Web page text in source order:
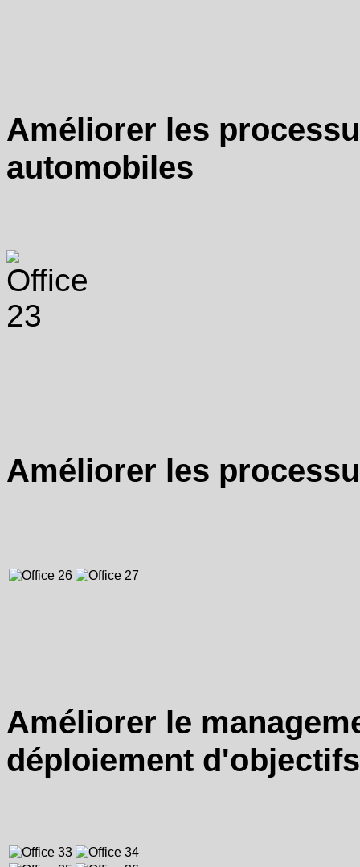
Améliorer les
automobiles
Améliorer les
Améliorer le
déploiement d'objectifs